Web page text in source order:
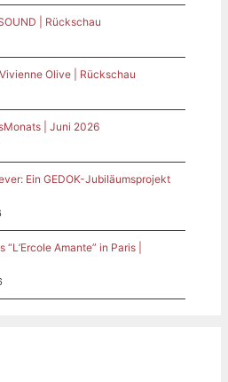
| Rückschau
Olive | Rückschau
| Juni 2026
Ein GEDOK-Jubiläumsprojekt
Amante” in Paris |